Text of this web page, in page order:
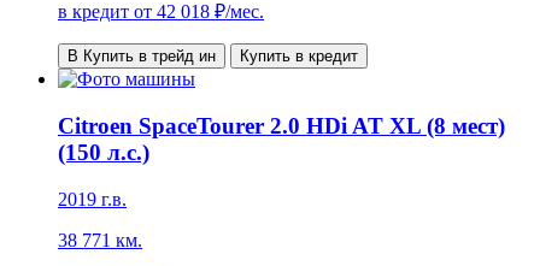
в кредит от 42 018 ₽/мес.
В Купить в трейд ин Купить в кредит
Citroen SpaceTourer 2.0 HDi AT XL (8 мест)
(150 л.с.)
2019 г.в.
38 771 км.